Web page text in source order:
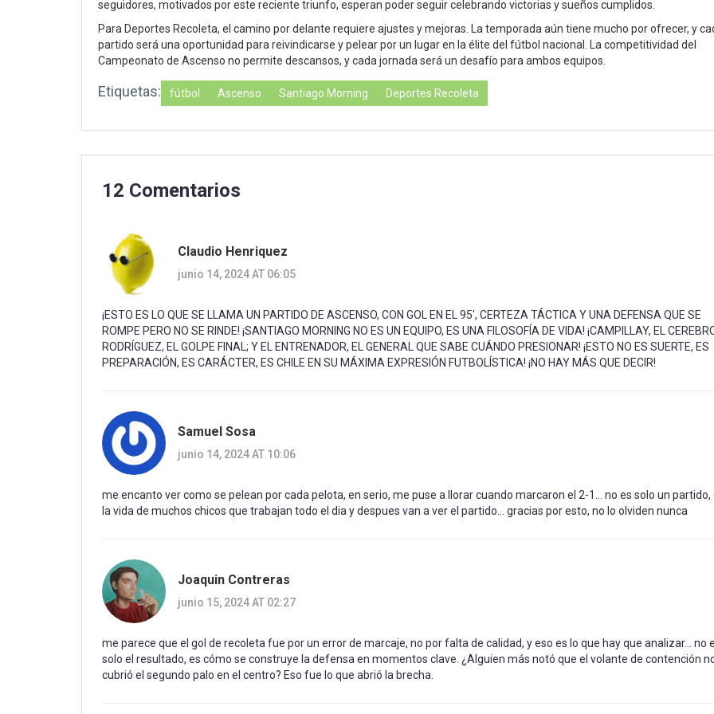
seguidores, motivados por este reciente triunfo, esperan poder seguir celebrando victorias y sueños cumplidos.
Para Deportes Recoleta, el camino por delante requiere ajustes y mejoras. La temporada aún tiene mucho por ofrecer, y
partido será una oportunidad para reivindicarse y pelear por un lugar en la élite del fútbol nacional. La competitividad del
Campeonato de Ascenso no permite descansos, y cada jornada será un desafío para ambos equipos.
Etiquetas: fútbol Ascenso Santiago Morning Deportes Recoleta
12 Comentarios
Claudio Henriquez
junio 14, 2024 AT 06:05
¡ESTO ES LO QUE SE LLAMA UN PARTIDO DE ASCENSO, CON GOL EN EL 95', CERTEZA TÁCTICA Y UNA DEFENSA QUE SE
ROMPE PERO NO SE RINDE! ¡SANTIAGO MORNING NO ES UN EQUIPO, ES UNA FILOSOFÍA DE VIDA! ¡CAMPILLAY, EL
RODRÍGUEZ, EL GOLPE FINAL; Y EL ENTRENADOR, EL GENERAL QUE SABE CUÁNDO PRESIONAR! ¡ESTO NO ES SUERTE, ES
PREPARACIÓN, ES CARÁCTER, ES CHILE EN SU MÁXIMA EXPRESIÓN FUTBOLÍSTICA! ¡NO HAY MÁS QUE DECIR!
Samuel Sosa
junio 14, 2024 AT 10:06
me encanto ver como se pelean por cada pelota, en serio, me puse a llorar cuando marcaron el 2-1… no es solo un partido,
la vida de muchos chicos que trabajan todo el dia y despues van a ver el partido… gracias por esto, no lo olviden nunca
Joaquin Contreras
junio 15, 2024 AT 02:27
me parece que el gol de recoleta fue por un error de marcaje, no por falta de calidad, y eso es lo que hay que analizar… no
solo el resultado, es cómo se construye la defensa en momentos clave. ¿Alguien más notó que el volante de contención
cubrió el segundo palo en el centro? Eso fue lo que abrió la brecha.